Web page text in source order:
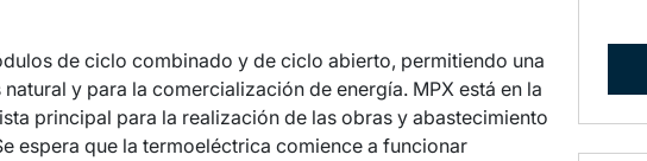
de ciclo combinado y de ciclo abierto, permitiendo una
y para la comercialización de energía. MPX está en la
principal para la realización de las obras y abastecimiento
espera que la termoeléctrica comience a funcionar